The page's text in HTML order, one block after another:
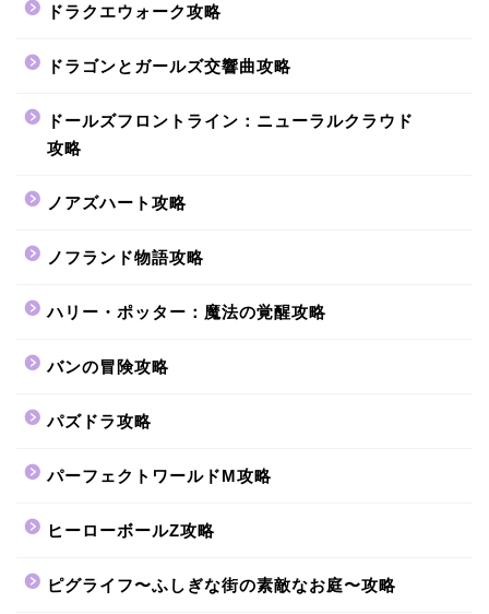
ドラクエウォーク攻略
ドラゴンとガールズ交響曲攻略
ドールズフロントライン：ニューラルクラウド
攻略
ノアズハート攻略
ノフランド物語攻略
ハリー・ポッター：魔法の覚醒攻略
バンの冒険攻略
パズドラ攻略
パーフェクトワールドM攻略
ヒーローボールZ攻略
ピグライフ〜ふしぎな街の素敵なお庭〜攻略